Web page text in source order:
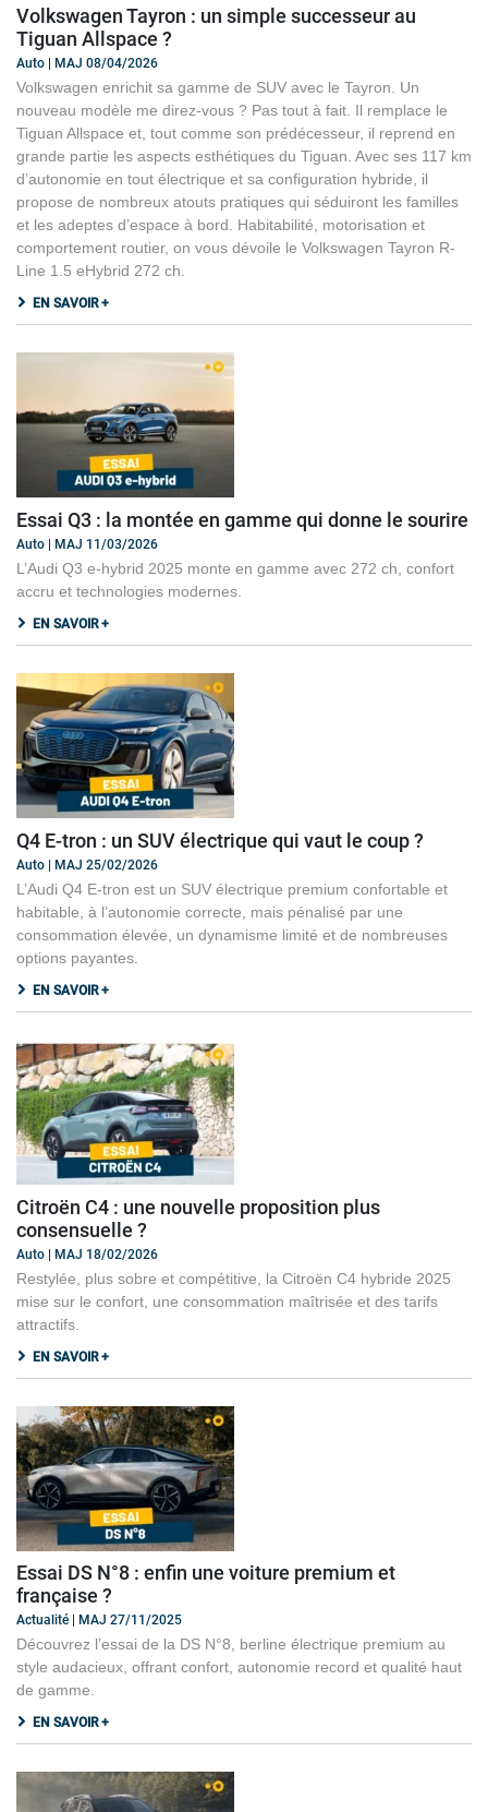
Volkswagen Tayron : un simple successeur au
Tiguan Allspace ?
Auto | MAJ 08/04/2026
Volkswagen enrichit sa gamme de SUV avec le Tayron. Un
nouveau modèle me direz-vous ? Pas tout à fait. Il remplace le
Tiguan Allspace et, tout comme son prédécesseur, il reprend en
grande partie les aspects esthétiques du Tiguan. Avec ses 117 km
d’autonomie en tout électrique et sa configuration hybride, il
propose de nombreux atouts pratiques qui séduiront les familles
et les adeptes d’espace à bord. Habitabilité, motorisation et
comportement routier, on vous dévoile le Volkswagen Tayron R-
Line 1.5 eHybrid 272 ch.
EN SAVOIR +
Essai Q3 : la montée en gamme qui donne le sourire
Auto | MAJ 11/03/2026
L’Audi Q3 e-hybrid 2025 monte en gamme avec 272 ch, confort
accru et technologies modernes.
EN SAVOIR +
Q4 E-tron : un SUV électrique qui vaut le coup ?
Auto | MAJ 25/02/2026
L’Audi Q4 E-tron est un SUV électrique premium confortable et
habitable, à l’autonomie correcte, mais pénalisé par une
consommation élevée, un dynamisme limité et de nombreuses
options payantes.
EN SAVOIR +
Citroën C4 : une nouvelle proposition plus
consensuelle ?
Auto | MAJ 18/02/2026
Restylée, plus sobre et compétitive, la Citroën C4 hybride 2025
mise sur le confort, une consommation maîtrisée et des tarifs
attractifs.
EN SAVOIR +
Essai DS N°8 : enfin une voiture premium et
française ?
Actualité | MAJ 27/11/2025
Découvrez l’essai de la DS N°8, berline électrique premium au
style audacieux, offrant confort, autonomie record et qualité haut
de gamme.
EN SAVOIR +